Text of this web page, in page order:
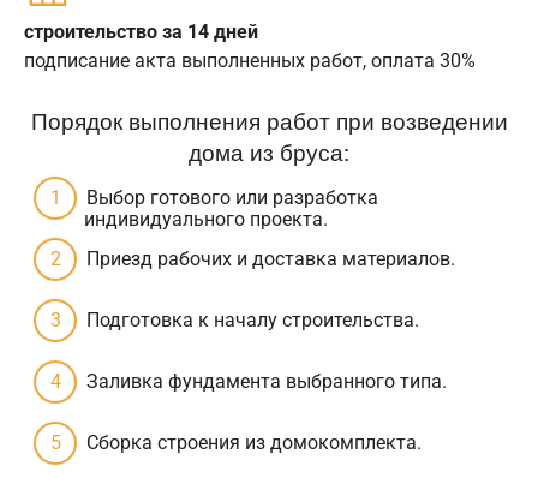
строительство за 14 дней
подписание акта выполненных работ, оплата 30%
Порядок выполнения работ при возведении
дома из бруса:
Выбор готового или разработка
индивидуального проекта.
Приезд рабочих и доставка материалов.
Подготовка к началу строительства.
Заливка фундамента выбранного типа.
Сборка строения из домокомплекта.